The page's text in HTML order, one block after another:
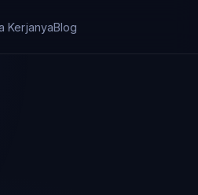
KerjanyaBlog